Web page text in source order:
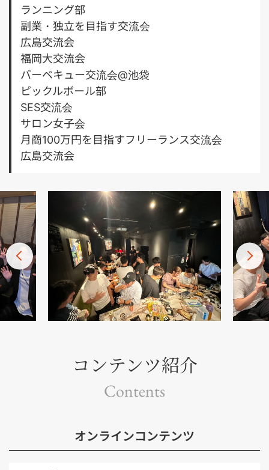
ランニング部
副業・独立を目指す交流会
広島交流会
福岡大交流会
バーベキュー交流会@池袋
ピックルボール部
SES交流会
サロン女子会
月商100万円を目指すフリーランス交流会
広島交流会
コンテンツ紹介
Contents
オンラインコンテンツ